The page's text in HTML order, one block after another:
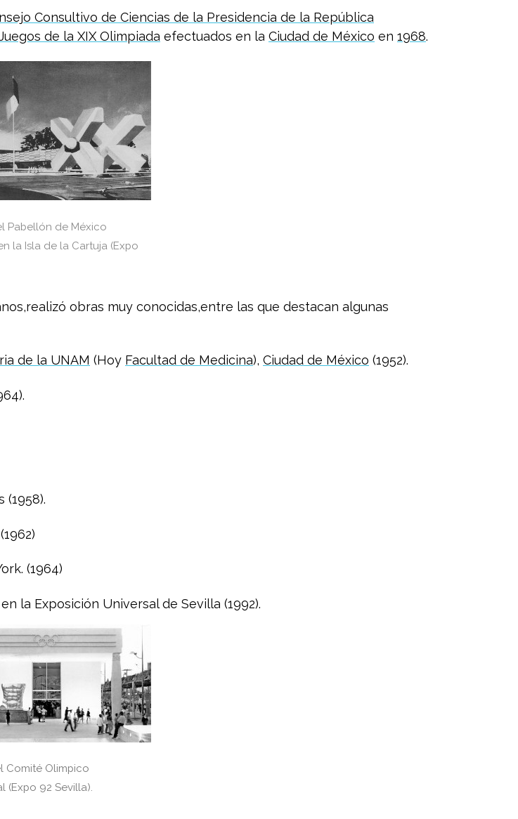
Consultivo de Ciencias de la Presidencia de la República
de la XIX Olimpiada efectuados en la Ciudad de México en 1968.
Pabellón de México
la Isla de la Cartuja (Expo
obras muy conocidas,entre las que destacan algunas
de la UNAM (Hoy Facultad de Medicina), Ciudad de México (1952).
(1964)
la Exposición Universal de Sevilla (1992).
Comité Olimpico
(Expo 92 Sevilla).